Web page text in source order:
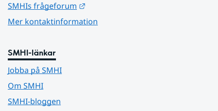
SMHIs frågeforum
Mer kontaktinformation
SMHI-länkar
Jobba på SMHI
Om SMHI
SMHI-bloggen